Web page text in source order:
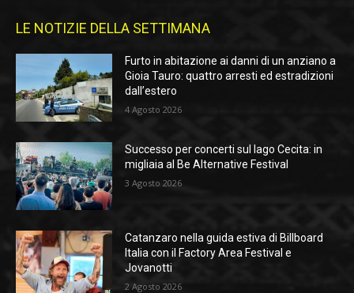
LE NOTIZIE DELLA SETTIMANA
Furto in abitazione ai danni di un anziano a
Gioia Tauro: quattro arresti ed estradizioni
dall’estero
4 Agosto 2026
Successo per concerti sul lago Cecita: in
migliaia al Be Alternative Festival
3 Agosto 2026
Catanzaro nella guida estiva di Billboard
Italia con il Factory Area Festival e
Jovanotti
2 Agosto 2026